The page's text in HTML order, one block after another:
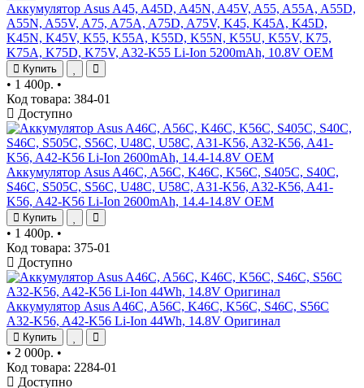
Аккумулятор Asus A45, A45D, A45N, A45V, A55, A55A, A55D,
A55N, A55V, A75, A75A, A75D, A75V, K45, K45A, K45D,
K45N, K45V, K55, K55A, K55D, K55N, K55U, K55V, K75,
K75A, K75D, K75V, A32-K55 Li-Ion 5200mAh, 10.8V OEM
Купить
• 1 400р. •
Код товара: 384-01
Доступно
Аккумулятор Asus A46C, A56C, K46C, K56C, S405C, S40C,
S46C, S505C, S56C, U48C, U58C, A31-K56, A32-K56, A41-
K56, A42-K56 Li-Ion 2600mAh, 14.4-14.8V OEM
Купить
• 1 400р. •
Код товара: 375-01
Доступно
Аккумулятор Asus A46C, A56C, K46C, K56C, S46C, S56C
A32-K56, A42-K56 Li-Ion 44Wh, 14.8V Оригинал
Купить
• 2 000р. •
Код товара: 2284-01
Доступно